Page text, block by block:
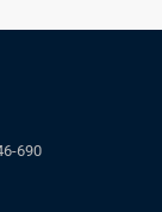
690